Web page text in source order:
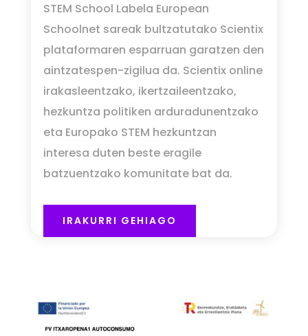
STEM School Labela European
Schoolnet sareak bultzatutako Scientix
plataformaren esparruan garatzen den
aintzatespen-zigilua da. Scientix online
irakasleentzako, ikertzaileentzako,
hezkuntza politiken arduradunentzako
eta Europako STEM hezkuntzan
interesa duten beste eragile
batzuentzako komunitate bat da.
IRAKURRI GEHIAGO